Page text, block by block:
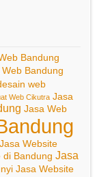
Bandung
Web Bandung
web
Web Cikutra Jasa
Jasa Web
Jasa Website
di Bandung Jasa
Jasa Website